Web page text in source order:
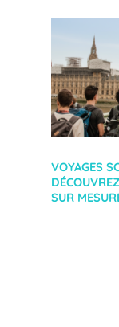
VOYAGES
SUR